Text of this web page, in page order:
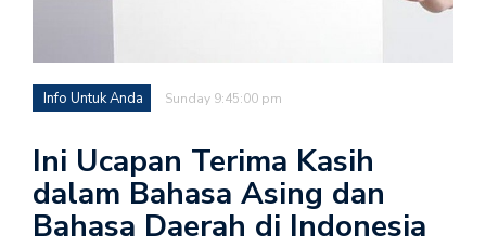
Info Untuk Anda Sunday 9:45:00 pm
Ini Ucapan Terima Kasih
dalam Bahasa Asing dan
Bahasa Daerah di Indonesia